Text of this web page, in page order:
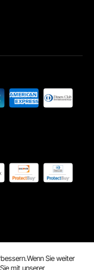
Sie weiter
mit unserer